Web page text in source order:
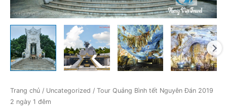
Trang chủ / Uncategorized / Tour Quảng Bình tết Nguyên Đán 2019
2 ngày 1 đêm
số
lượng